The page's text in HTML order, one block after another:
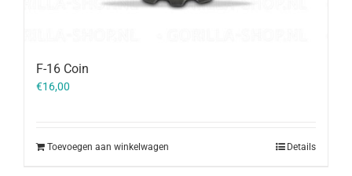
F-16 Coin
€16,00
Toevoegen aan winkelwagen Details